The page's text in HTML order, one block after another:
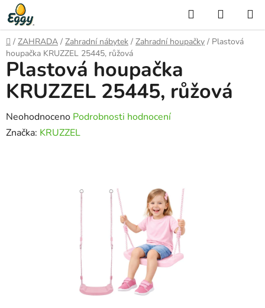
Přejít
na
obsah
Hledat
KOŠÍK
Domů
/ ZAHRADA / Zahradní nábytek / Zahradní houpačky / Plastová
houpačka KRUZZEL 25445, růžová
Plastová houpačka
KRUZZEL 25445, růžová
Průměrné
hodnocení
Neohodnoceno Podrobnosti hodnocení
Značka: KRUZZEL